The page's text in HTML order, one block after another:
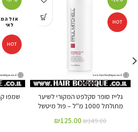
HOT
גלייז סופר סקלפט המקורי לשיער
מתולתל 1000 מ"ל – פול מיטשל
₪149.00
₪125.00
אזל המ
לאי
HOT